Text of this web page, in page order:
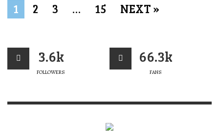
1 2 3 … 15 NEXT »
3.6k
FOLLOWERS
66.3k
FANS